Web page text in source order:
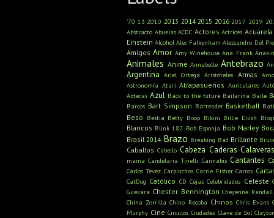
'70 13 2010 2013 2014 2015 2016 2017 2019
Abstracto Abuelas ACDC Actores Actrices Acuarela
Einstein Alcohol Alec Falkenham Alessandro Del
Amigos Amor Amy Winehouse Ana Frank
Animales Anime Annabelle Antebrazo
Argentina Ariel Ortega Aristóteles Armas
Astronomía Atari Atrapasueños Auriculares
Aztecas Azul Back to the future Bailarina Baile
Barcos Bart Simpson Bartender Basketball
Beso Bestia Betty Boop Bikini Billie Eilish
Blancos Blink 182 Bob Esponja Bob Marley
Brasil 2014 Brazo Breaking Bad Brillante
Caballos Cabello Cabeza Caderas Calaveras
mama Candelaria Tinelli Cannabis Cantantes
Carlos Tevez Carpinchos Carrie Fisher Carros
CatDog Católico CD Cejas Celebridades Celeste
Guevara Chester Bennington Cheyenne Randall
China Zorrilla Chino Recoba Chinos Chris Evans
Murphy Cine Circulos Ciudades Clave de Sol